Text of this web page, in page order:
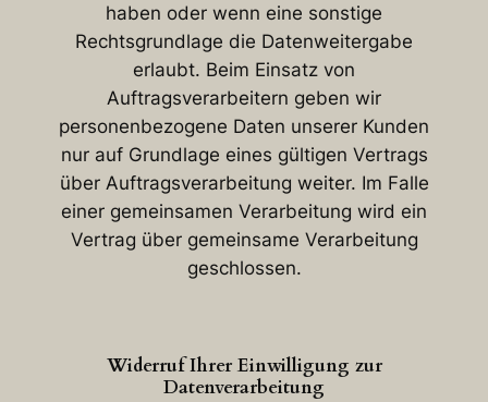
haben oder wenn eine sonstige
Rechtsgrundlage die Datenweitergabe
erlaubt. Beim Einsatz von
Auftragsverarbeitern geben wir
personenbezogene Daten unserer Kunden
nur auf Grundlage eines gültigen Vertrags
über Auftragsverarbeitung weiter. Im Falle
einer gemeinsamen Verarbeitung wird ein
Vertrag über gemeinsame Verarbeitung
geschlossen.
Widerruf Ihrer Einwilligung zur
Datenverarbeitung